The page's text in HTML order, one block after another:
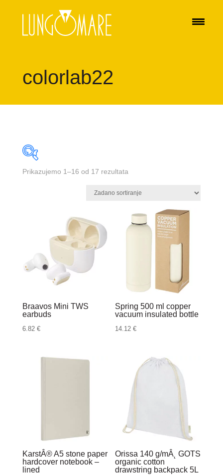
colorlab22
Prikazujemo 1–16 od 17 rezultata
Braavos Mini TWS
earbuds
6.82 €
Spring 500 ml copper
vacuum insulated bottle
14.12€
KarstÂ® A5 stone paper
hardcover notebook –
lined
Orissa 140 g/mÂ˛ GOTS
organic cotton
drawstring backpack 5L